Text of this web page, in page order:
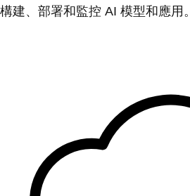
構建、部署和監控 AI 模型和應用。